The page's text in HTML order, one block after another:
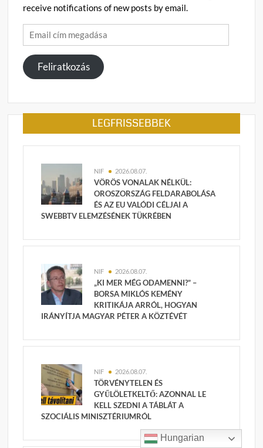
receive notifications of new posts by email.
Email
cím
megadása
Feliratkozás
LEGFRISSEBBEK
NIF 2026.08.07.
VÖRÖS VONALAK NÉLKÜL:
OROSZORSZÁG FELDARABOLÁSA
ÉS AZ EU VALÓDI CÉLJAI A
SWEBBTV ELEMZÉSÉNEK TÜKRÉBEN
NIF 2026.08.07.
„KI MER MÉG ODAMENNI?” –
BORSA MIKLÓS KEMÉNY
KRITIKÁJA ARRÓL, HOGYAN
IRÁNYÍTJA MAGYAR PÉTER A KÖZTÉVÉT
NIF 2026.08.07.
TÖRVÉNYTELEN ÉS
GYŰLÖLETKELTŐ: AZONNAL LE
KELL SZEDNI A TÁBLÁT A
SZOCIÁLIS MINISZTÉRIUMRÓL
Hungarian